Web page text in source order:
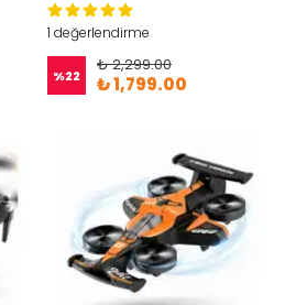
1 değerlendirme
%22
₺ 2,299.00
₺ 1,799.00